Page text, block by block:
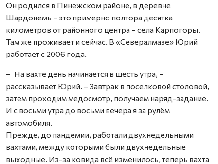
Он родился в Пинежском районе, в деревне
Шардонемь – это примерно полтора десятка
километров от районного центра – села Карпогоры.
Там же проживает и сейчас. В «Севералмазе» Юрий
работает с 2006 года.
– На вахте день начинается в шесть утра, –
рассказывает Юрий. – Завтрак в поселковой столовой,
затем проходим медосмотр, получаем наряд-задание.
И с восьми утра до восьми вечера я за рулём
автомобиля.
Прежде, до пандемии, работали двухнедельными
вахтами, между которыми были двухнедельные
выходные. Из-за ковида всё изменилось, теперь вахта